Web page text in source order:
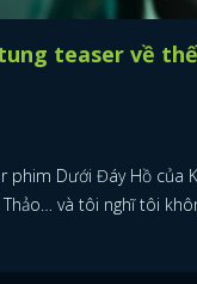
teaser về
phim Dưới Đáy Hồ của
Thảo… và tôi nghĩ tôi